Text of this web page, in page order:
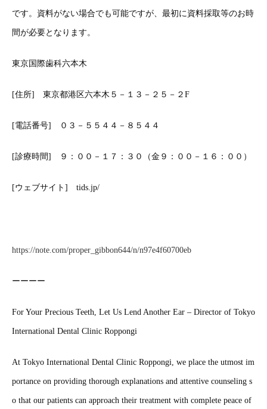
です。資料がない場合でも可能ですが、最初に資料採取等のお時
間が必要となります。
東京国際歯科六本木
[住所] 東京都港区六本木５－１３－２５－２F
[電話番号] ０３－５５４４－８５４４
[診療時間] ９：００－１７：３０（金９：００－１６：００）
[ウェブサイト] tids.jp/
https://note.com/proper_gibbon644/n/n97e4f60700eb
ーーーー
For Your Precious Teeth, Let Us Lend Another Ear – Director of Tokyo
International Dental Clinic Roppongi
At Tokyo International Dental Clinic Roppongi, we place the utmost im
portance on providing thorough explanations and attentive counseling s
o that our patients can approach their treatment with complete peace of